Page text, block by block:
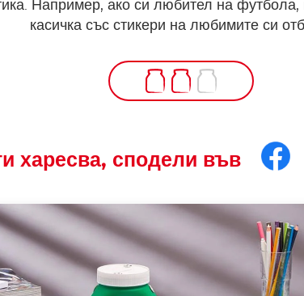
Например, ако си любител на футбола,
касичка със стикери на любимите си
харесва, сподели във